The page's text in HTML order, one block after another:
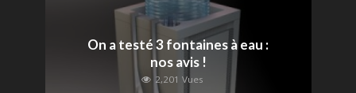
On a testé 3 fontaines à eau :
nos avis !
2,201 Vues